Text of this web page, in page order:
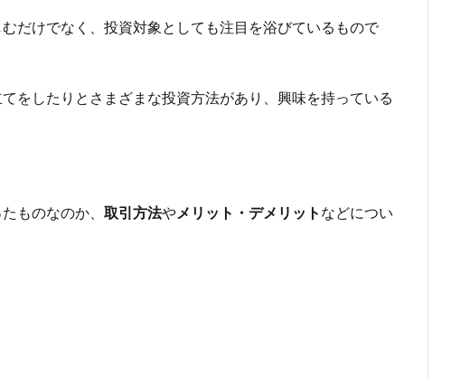
だけでなく、投資対象としても注目を浴びているもので
をしたりとさまざまな投資方法があり、興味を持っている
ものなのか、 取引方法やメリット・デメリット などについ